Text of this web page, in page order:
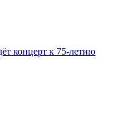
концерт к 75-летию